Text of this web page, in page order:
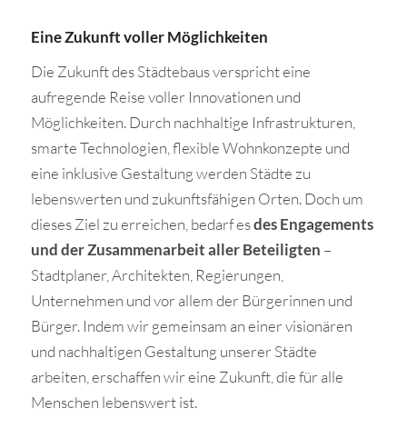
Eine Zukunft voller Möglichkeiten
Die Zukunft des Städtebaus verspricht eine
aufregende Reise voller Innovationen und
Möglichkeiten. Durch nachhaltige Infrastrukturen,
smarte Technologien, flexible Wohnkonzepte und
eine inklusive Gestaltung werden Städte zu
lebenswerten und zukunftsfähigen Orten. Doch um
dieses Ziel zu erreichen, bedarf esdes Engagements
und der Zusammenarbeit aller Beteiligten –
Stadtplaner, Architekten, Regierungen,
Unternehmen und vor allem der Bürgerinnen und
Bürger. Indem wir gemeinsam an einer visionären
und nachhaltigen Gestaltung unserer Städte
arbeiten, erschaffen wir eine Zukunft, die für alle
Menschen lebenswert ist.